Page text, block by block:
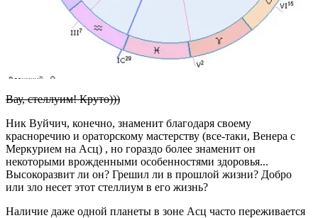
Вау, стеллуим! Круто)))
Ник Вуйчич, конечно, знаменит благодаря своему
красноречию и ораторскому мастерству (все-таки, Венера с
Меркурием на Асц) , но гораздо более знаменит он
некоторыми врожденными особенностями здоровья...
Высокоразвит ли он? Грешил ли в прошлой жизни? Добро
или зло несет этот стеллиум в его жизнь?
Наличие даже одной планеты в зоне Асц часто переживается